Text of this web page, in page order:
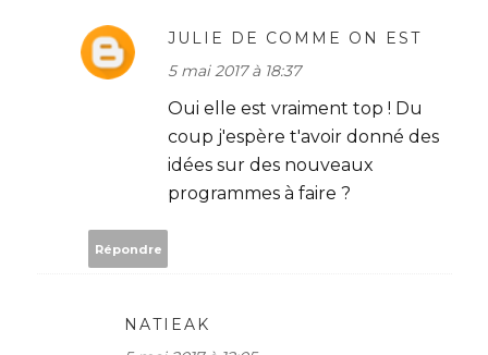
JULIE DE COMME ON EST
5 mai 2017 à 18:37
Oui elle est vraiment top ! Du
coup j'espère t'avoir donné des
idées sur des nouveaux
programmes à faire ?
Répondre
NATIEAK